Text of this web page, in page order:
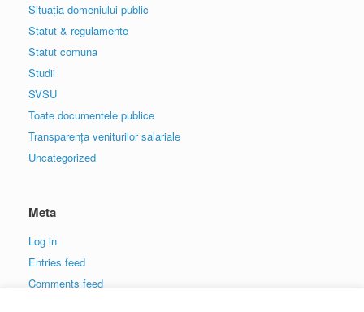
Situația domeniului public
Statut & regulamente
Statut comuna
Studii
SVSU
Toate documentele publice
Transparența veniturilor salariale
Uncategorized
Meta
Log in
Entries feed
Comments feed